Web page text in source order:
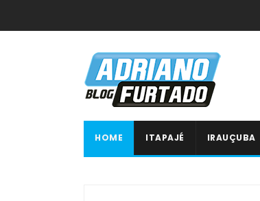
HOME ITAPAJÉ IRAUÇUBA